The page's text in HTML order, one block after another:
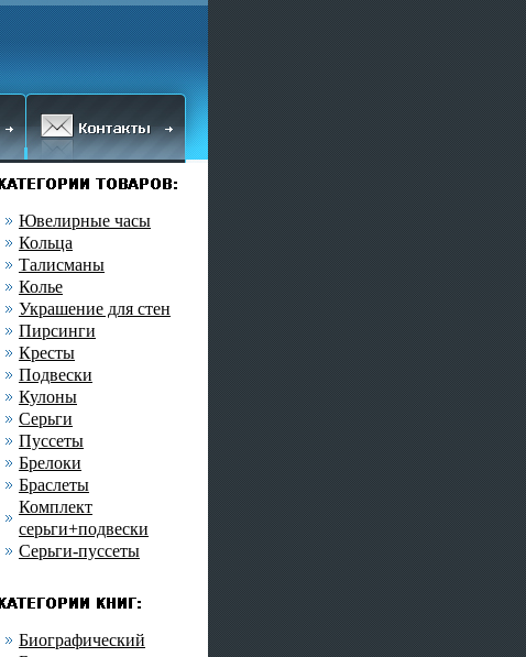
Ювелирные часы
Кольца
Талисманы
Колье
Украшение для стен
Пирсинги
Кресты
Подвески
Кулоны
Серьги
Пуссеты
Брелоки
Браслеты
Комплект
серьги+подвески
Серьги-пуссеты
Биографический